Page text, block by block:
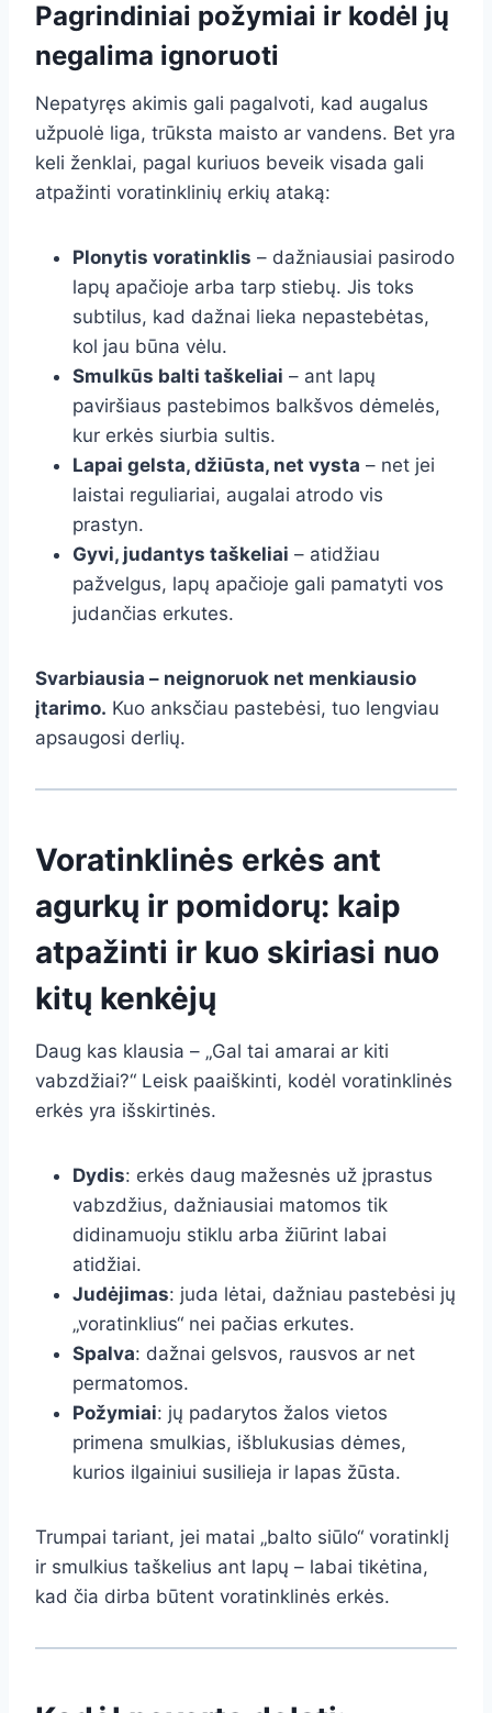
Pagrindiniai požymiai ir kodėl jų
negalima ignoruoti
Nepatyręs akimis gali pagalvoti, kad augalus
užpuolė liga, trūksta maisto ar vandens. Bet yra
keli ženklai, pagal kuriuos beveik visada gali
atpažinti voratinklinių erkių ataką:
Plonytis voratinklis – dažniausiai pasirodo
lapų apačioje arba tarp stiebų. Jis toks
subtilus, kad dažnai lieka nepastebėtas,
kol jau būna vėlu.
Smulkūs balti taškeliai – ant lapų
paviršiaus pastebimos balkšvos dėmelės,
kur erkės siurbia sultis.
Lapai gelsta, džiūsta, net vysta – net jei
laistai reguliariai, augalai atrodo vis
prastyn.
Gyvi, judantys taškeliai – atidžiau
pažvelgus, lapų apačioje gali pamatyti vos
judančias erkutes.
Svarbiausia – neignoruok net menkiausio
įtarimo. Kuo anksčiau pastebėsi, tuo lengviau
apsaugosi derlių.
Voratinklinės erkės ant
agurkų ir pomidorų: kaip
atpažinti ir kuo skiriasi nuo
kitų kenkėjų
Daug kas klausia – „Gal tai amarai ar kiti
vabzdžiai?“ Leisk paaiškinti, kodėl voratinklinės
erkės yra išskirtinės.
Dydis: erkės daug mažesnės už įprastus
vabzdžius, dažniausiai matomos tik
didinamuoju stiklu arba žiūrint labai
atidžiai.
Judėjimas: juda lėtai, dažniau pastebėsi jų
„voratinklius“ nei pačias erkutes.
Spalva: dažnai gelsvos, rausvos ar net
permatomos.
Požymiai: jų padarytos žalos vietos
primena smulkias, išblukusias dėmes,
kurios ilgainiui susilieja ir lapas žūsta.
Trumpai tariant, jei matai „balto siūlo“ voratinklį
ir smulkius taškelius ant lapų – labai tikėtina,
kad čia dirba būtent voratinklinės erkės.